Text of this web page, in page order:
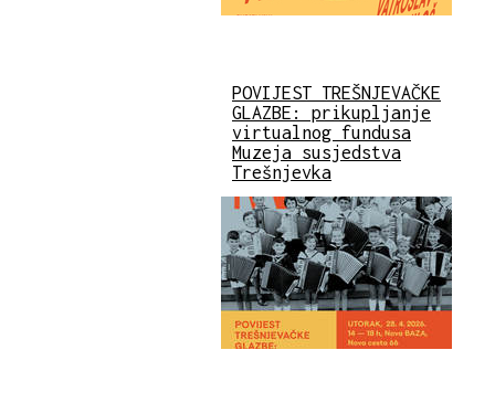
POVIJEST TREŠNJEVAČKE
GLAZBE: prikupljanje
virtualnog fundusa
Muzeja susjedstva
Trešnjevka